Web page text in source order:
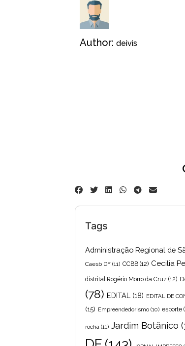
Author: deivis
Tags
Administração Regional de
Caesb DF (11) CCBB (12) Cecilia
distrital Rogério Morro da Cruz (12)
(78) EDITAL (18) EDITAL DE
(15) Empreendedorismo (10) esporte
rocha (11) Jardim Botânico